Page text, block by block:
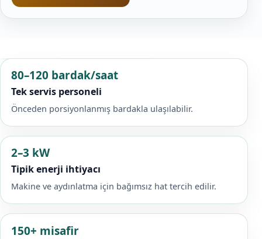
80–120 bardak/saat
Tek servis personeli
Önceden porsiyonlanmış bardakla ulaşılabilir.
2–3 kW
Tipik enerji ihtiyacı
Makine ve aydınlatma için bağımsız hat tercih edilir.
150+ misafir